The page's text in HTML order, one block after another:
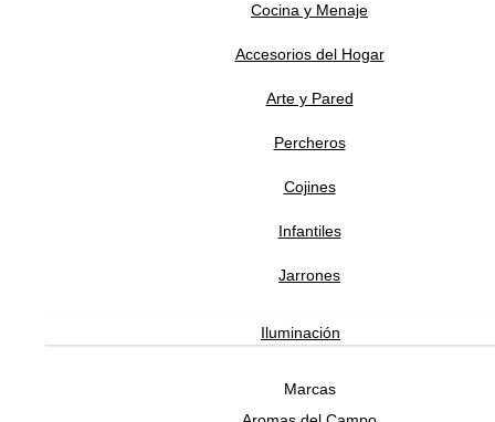
Cocina y Menaje
Accesorios del Hogar
Arte y Pared
Percheros
Cojines
Infantiles
Jarrones
Iluminación
Marcas